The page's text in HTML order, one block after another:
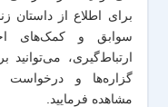
برای اطلاع از
سوابق و کمک‌های
ارتباط‌گیری، می‌توانید
گزاره‌ها و درخواست
مشاهده فرمایید.